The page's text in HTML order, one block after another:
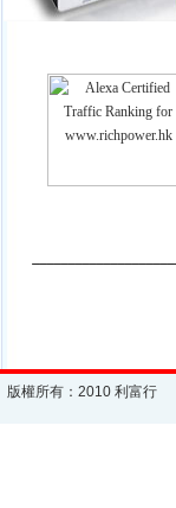
版權所有：2010 利富行